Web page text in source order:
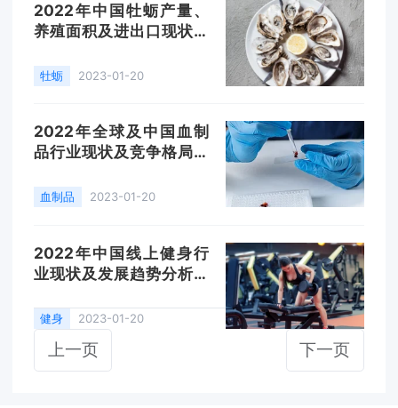
2022年中国牡蛎产量、
养殖面积及进出口现状分
我国牡蛎主产区「图」
牡蛎 2023-01-20
2022年全球及中国血制
品行业现状及竞争格局分
增长「图」
血制品 2023-01-20
2022年中国线上健身行
业现状及发展趋势分析，
「图」
健身 2023-01-20
上一页 下一页